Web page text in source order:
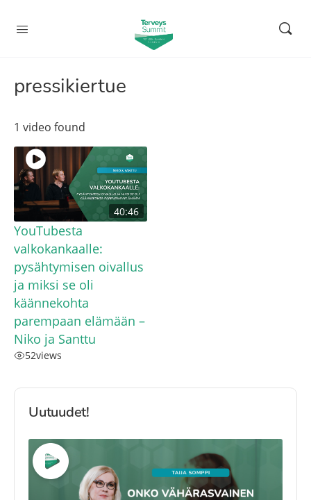
pressikiertue
1 video found
40:46
YouTubesta
valkokankaalle:
pysähtymisen oivallus
ja miksi se oli
käännekohta
parempaan elämään –
Niko ja Santtu
52views
Uutuudet!